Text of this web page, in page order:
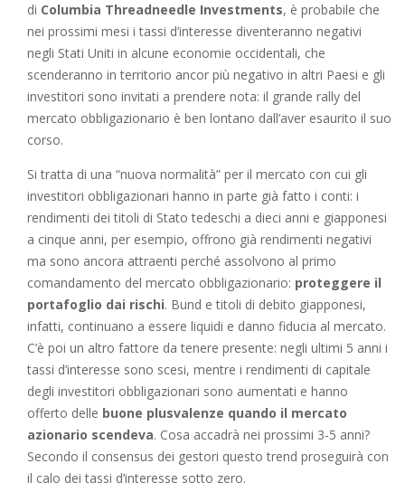
di Columbia Threadneedle Investments, è probabile che
nei prossimi mesi i tassi d’interesse diventeranno negativi
negli Stati Uniti in alcune economie occidentali, che
scenderanno in territorio ancor più negativo in altri Paesi e gli
investitori sono invitati a prendere nota: il grande rally del
mercato obbligazionario è ben lontano dall’aver esaurito il suo
corso.
Si tratta di una “nuova normalità” per il mercato con cui gli
investitori obbligazionari hanno in parte già fatto i conti: i
rendimenti dei titoli di Stato tedeschi a dieci anni e giapponesi
a cinque anni, per esempio, offrono già rendimenti negativi
ma sono ancora attraenti perché assolvono al primo
comandamento del mercato obbligazionario: proteggere il
portafoglio dai rischi. Bund e titoli di debito giapponesi,
infatti, continuano a essere liquidi e danno fiducia al mercato.
C’è poi un altro fattore da tenere presente: negli ultimi 5 anni i
tassi d’interesse sono scesi, mentre i rendimenti di capitale
degli investitori obbligazionari sono aumentati e hanno
offerto delle buone plusvalenze quando il mercato
azionario scendeva. Cosa accadrà nei prossimi 3-5 anni?
Secondo il consensus dei gestori questo trend proseguirà con
il calo dei tassi d’interesse sotto zero.